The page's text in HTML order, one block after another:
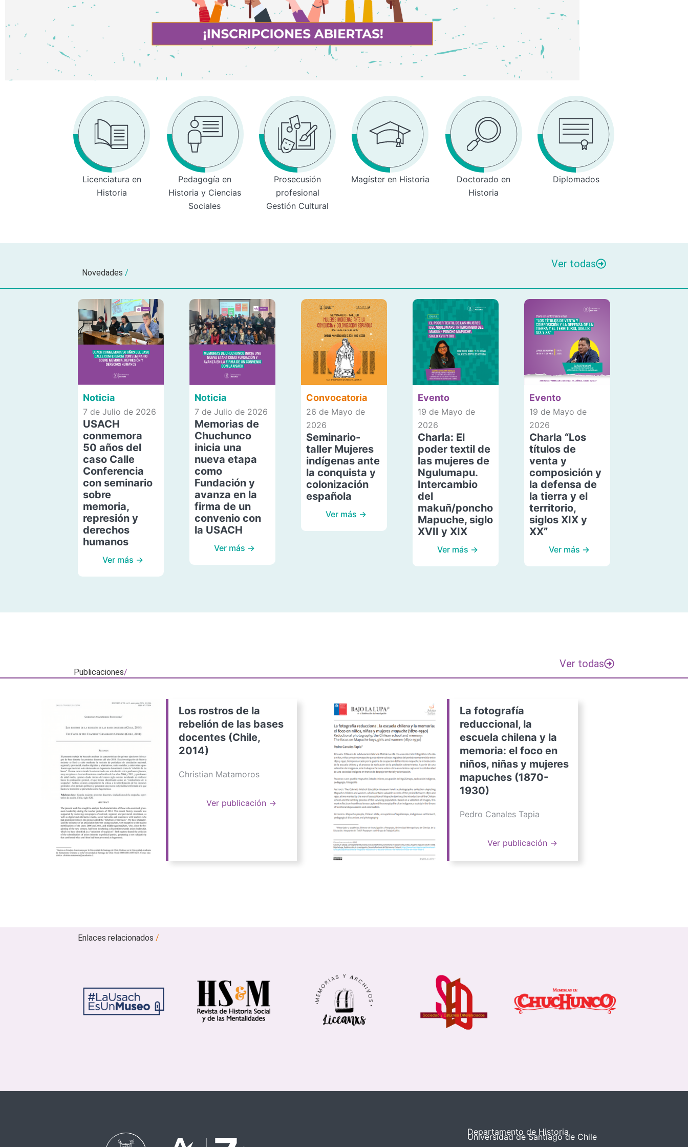
Licenciatura en
Historia
Pedagogía en
Historia y Ciencias
Sociales
Prosecusión
profesional
Gestión Cultural
Magíster en Historia
Doctorado en
Historia
Diplomados
Novedades /
Ver todas
Noticia
7 de Julio de 2026
USACH
conmemora
50 años del
caso Calle
Conferencia
con seminario
sobre
memoria,
represión y
derechos
humanos
Ver más →
Noticia
7 de Julio de 2026
Memorias de
Chuchunco
inicia una
nueva etapa
como
Fundación y
avanza en la
firma de un
convenio con
la USACH
Ver más →
Convocatoria
26 de Mayo de
2026
Seminario-
taller Mujeres
indígenas ante
la conquista y
colonización
española
Ver más →
Evento
19 de Mayo de
2026
Charla: El
poder textil de
las mujeres de
Ngulumapu.
Intercambio
del
makuñ/poncho
Mapuche, siglo
XVII y XIX
Ver más →
Evento
19 de Mayo de
2026
Charla “Los
títulos de
venta y
composición y
la defensa de
la tierra y el
territorio,
siglos XIX y
XX”
Ver más →
Publicaciones/
Ver todas
Los rostros de la
rebelión de las bases
docentes (Chile,
2014)
Christian Matamoros
Ver publicación →
La fotografía
reduccional, la
escuela chilena y la
memoria: el foco en
niños, niñas y mujeres
mapuches (1870-
1930)
Pedro Canales Tapia
Ver publicación →
Enlaces relacionados/
Departamento de Historia
Universidad de Santiago de Chile